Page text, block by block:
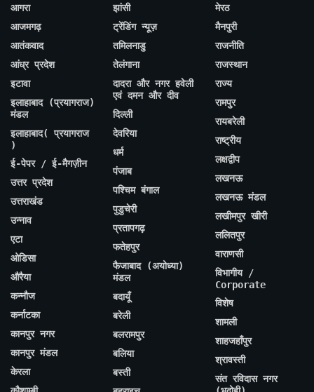
आगरा
आजमगढ़
आतंकवाद
आंध्र प्रदेश
इटावा
इलाहाबाद (प्रयागराज)
मंडल
इलाहाबाद( प्रयागराज
)
ई-पेपर / ई-मैगज़ीन
उत्तर प्रदेश
उत्तराखंड
उन्नाव
एटा
ओडिसा
औरैया
कन्नौज
कर्नाटका
कानपुर नगर
कानपुर मंडल
केरला
झांसी
ट्रेंडिंग न्यूज़
तमिलनाडु
तेलंगाना
दादरा और नगर हवेली
एवं दमन और दीव
दिल्ली
देवरिया
धर्म
पंजाब
पश्चिम बंगाल
पुडुचेरी
प्रतापगढ़
फतेहपुर
फैजाबाद (अयोध्या)
मंडल
बदायूँ
बरेली
बलरामपुर
बलिया
बस्ती
मेरठ
मैनपुरी
राजनीति
राजस्थान
राज्य
रामपुर
रायबरेली
राष्ट्रीय
लक्षद्वीप
लखनऊ
लखनऊ मंडल
लखीमपुर खीरी
ललितपुर
वाराणसी
विभागीय /
Corporate
विशेष
शामली
शाहजहाँपुर
श्रावस्ती
संत रविदास नगर